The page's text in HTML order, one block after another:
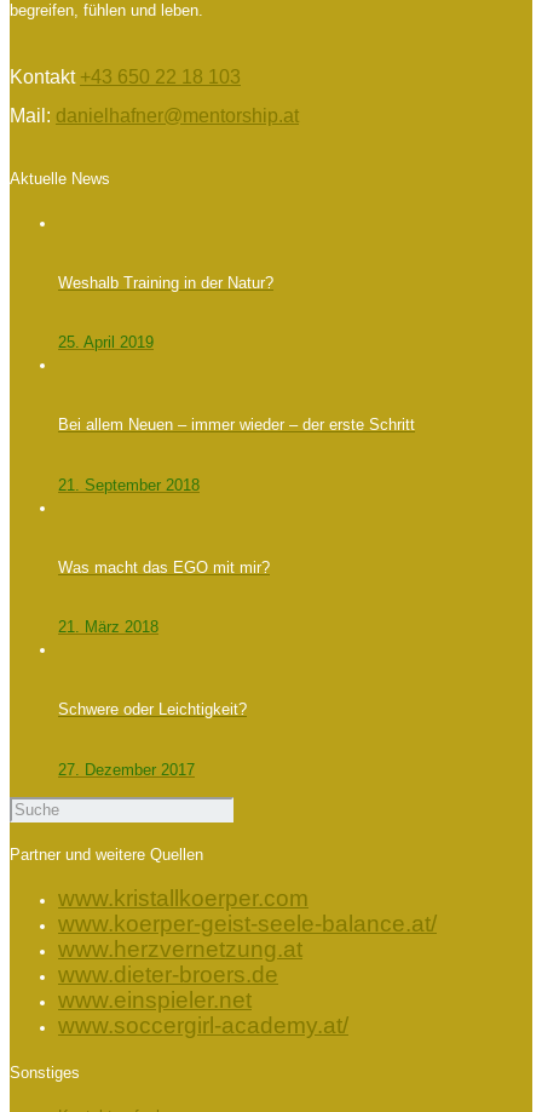
begreifen, fühlen und leben.
Kontakt +43 650 22 18 103
Mail: danielhafner@mentorship.at
Aktuelle News
Weshalb Training in der Natur?
25. April 2019
Bei allem Neuen – immer wieder – der erste Schritt
21. September 2018
Was macht das EGO mit mir?
21. März 2018
Schwere oder Leichtigkeit?
27. Dezember 2017
Partner und weitere Quellen
www.kristallkoerper.com
www.koerper-geist-seele-balance.at/
www.herzvernetzung.at
www.dieter-broers.de
www.einspieler.net
www.soccergirl-academy.at/
Sonstiges